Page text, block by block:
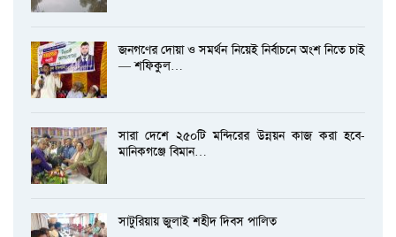
জনগণের দোয়া ও সমর্থন নিয়েই নির্বাচনে অংশ নিতে চাই
— শফিকুল…
সারা দেশে ২৫০টি মন্দিরের উন্নয়ন কাজ করা হবে-
মানিকগঞ্জে বিমান…
সাটুরিয়ায় জুলাই শহীদ দিবস পালিত